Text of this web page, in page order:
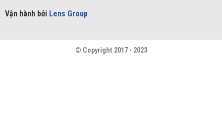
Vận hành bởi Lens Group
© Copyright 2017 - 2023